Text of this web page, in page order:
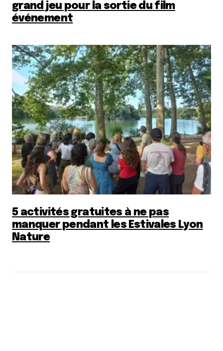
grand jeu pour la sortie du film
événement
5 activités gratuites à ne pas
manquer pendant les Estivales Lyon
Nature